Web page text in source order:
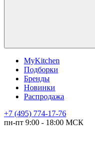
MyKitchen
Подборки
Бренды
Новинки
Распродажа
+7 (495) 774-17-76
пн-пт 9:00 - 18:00 МСК